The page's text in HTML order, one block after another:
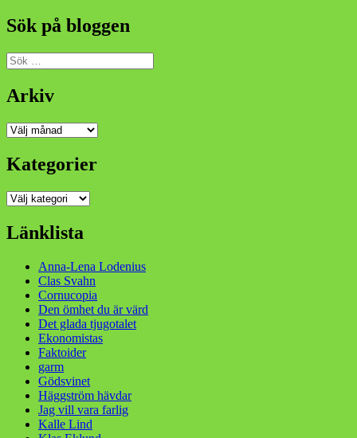
Sök på bloggen
Sök
efter:
Arkiv
Arkiv
Kategorier
Kategorier
Länklista
Anna-Lena Lodenius
Clas Svahn
Cornucopia
Den ömhet du är värd
Det glada tjugotalet
Ekonomistas
Faktoider
garm
Gödsvinet
Häggström hävdar
Jag vill vara farlig
Kalle Lind